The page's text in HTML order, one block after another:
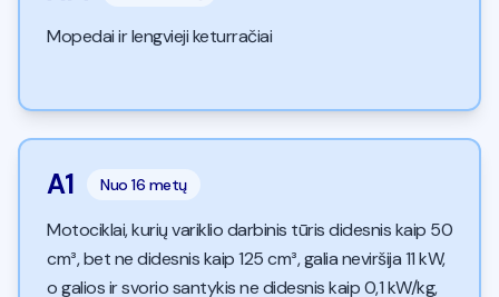
Mopedai ir lengvieji keturračiai
A1 Nuo 16 metų
Motociklai, kurių variklio darbinis tūris didesnis kaip 50
cm³, bet ne didesnis kaip 125 cm³, galia neviršija 11 kW,
o galios ir svorio santykis ne didesnis kaip 0,1 kW/kg,